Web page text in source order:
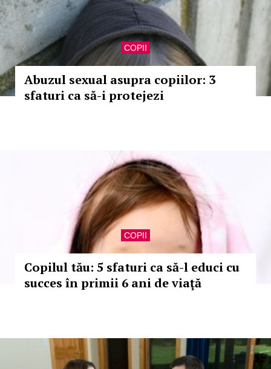
COPII
Abuzul sexual asupra copiilor: 3
sfaturi ca să-i protejezi
COPII
Copilul tău: 5 sfaturi ca să-l educi cu
succes în primii 6 ani de viaţă